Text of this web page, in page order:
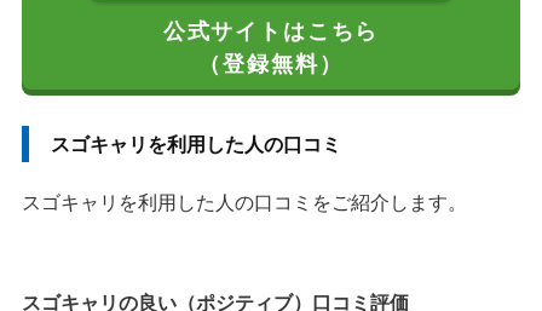
公式サイトはこちら
（登録無料）
スゴキャリを利用した人の口コミ
スゴキャリを利用した人の口コミをご紹介します。
スゴキャリの良い（ポジティブ）口コミ評価